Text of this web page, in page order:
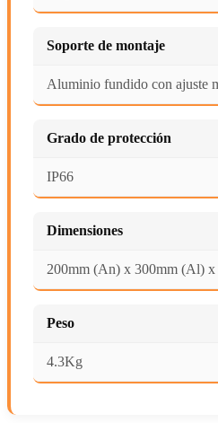
Soporte de montaje
Aluminio fundido con ajuste
Grado de protección
IP66
Dimensiones
200mm (An) x 300mm (Al) x
Peso
4.3Kg